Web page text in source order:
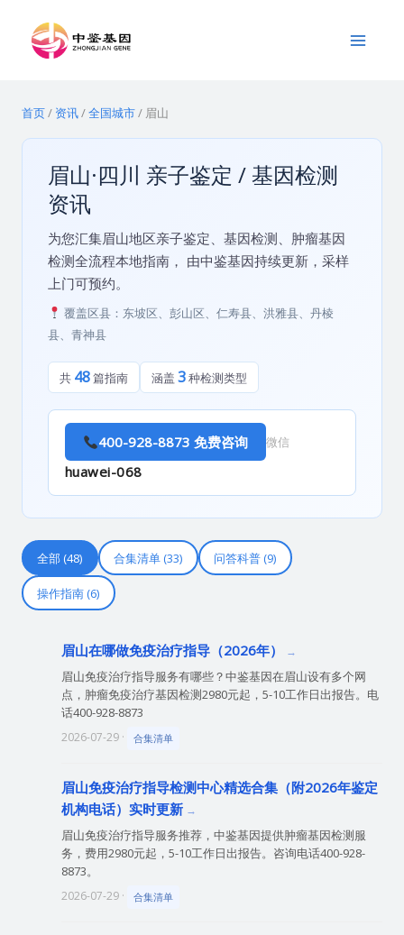
Menu
首页/ 资讯/全国城市/ 眉山
眉山·四川 亲子鉴定 / 基因检测
资讯
为您汇集眉山地区亲子鉴定、基因检测、肿瘤基因
检测全流程本地指南， 由中鉴基因持续更新，采样
上门可预约。
覆盖区县：东坡区、彭山区、仁寿县、洪雅县、丹棱
县、青神县
共 48篇指南 涵盖 3种检测类型
400-928-8873 免费咨询 微信
huawei-068
全部 (48) 合集清单 (33) 问答科普 (9)
操作指南 (6)
眉山在哪做免疫治疗指导（2026年）
眉山免疫治疗指导服务有哪些？中鉴基因在眉山设有多个网
点，肿瘤免疫治疗基因检测2980元起，5-10工作日出报告。电
话400-928-8873
2026-07-29 · 合集清单
眉山免疫治疗指导检测中心精选合集（附2026年鉴定
机构电话）实时更新
眉山免疫治疗指导服务推荐，中鉴基因提供肿瘤基因检测服
务，费用2980元起，5-10工作日出报告。咨询电话400-928-
8873。
2026-07-29 · 合集清单